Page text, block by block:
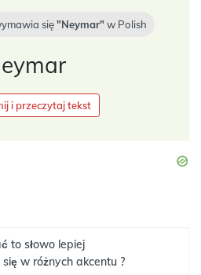
się Neymar w Polish
i przeczytaj tekst
to słowo lepiej
w różnych akcentu ?